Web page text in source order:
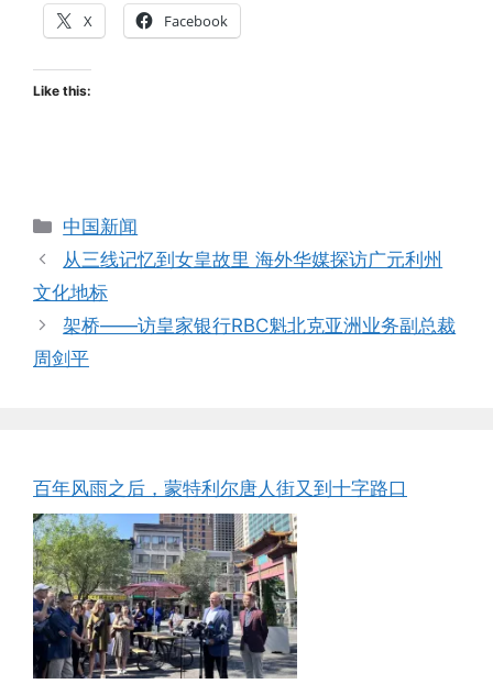
X Facebook
Like this:
Categories
中国新闻
从三线记忆到女皇故里 海外华媒探访广元利州
文化地标
架桥——访皇家银行RBC魁北克亚洲业务副总裁
周剑平
百年风雨之后，蒙特利尔唐人街又到十字路口